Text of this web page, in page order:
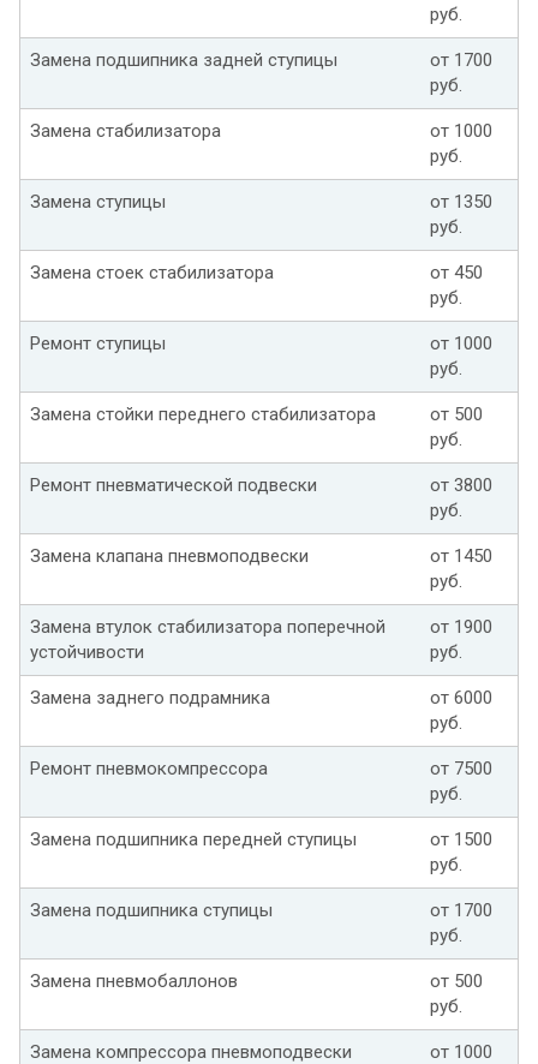
руб.
Замена подшипника задней ступицы
от 1700
руб.
Замена стабилизатора
от 1000
руб.
Замена ступицы
от 1350
руб.
Замена стоек стабилизатора
от 450
руб.
Ремонт ступицы
от 1000
руб.
Замена стойки переднего стабилизатора
от 500
руб.
Ремонт пневматической подвески
от 3800
руб.
Замена клапана пневмоподвески
от 1450
руб.
Замена втулок стабилизатора поперечной
устойчивости
от 1900
руб.
Замена заднего подрамника
от 6000
руб.
Ремонт пневмокомпрессора
от 7500
руб.
Замена подшипника передней ступицы
от 1500
руб.
Замена подшипника ступицы
от 1700
руб.
Замена пневмобаллонов
от 500
руб.
Замена компрессора пневмоподвески
от 1000